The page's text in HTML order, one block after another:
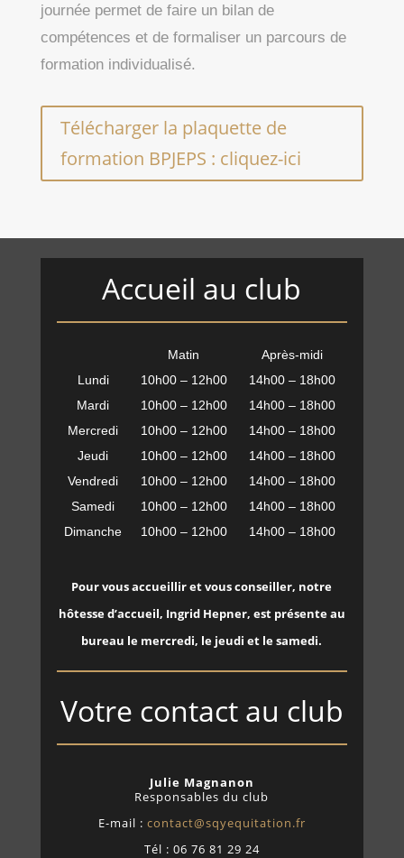
journée permet de faire un bilan de
compétences et de formaliser un parcours de
formation individualisé.
Télécharger la plaquette de
formation BPJEPS : cliquez-ici
Accueil au club
Matin
Après-midi
Lundi
10h00 – 12h00
14h00 – 18h00
Mardi
10h00 – 12h00
14h00 – 18h00
Mercredi
10h00 – 12h00
14h00 – 18h00
Jeudi
10h00 – 12h00
14h00 – 18h00
Vendredi
10h00 – 12h00
14h00 – 18h00
Samedi
10h00 – 12h00
14h00 – 18h00
Dimanche
10h00 – 12h00 14h00 – 18h00
Pour vous accueillir et vous conseiller, notre
hôtesse d’accueil, Ingrid Hepner, est présente au
bureau le mercredi, le jeudi et le samedi.
Votre contact au club
Julie Magnanon
Responsables du club
E-mail : contact@sqyequitation.fr
Tél : 06 76 81 29 24